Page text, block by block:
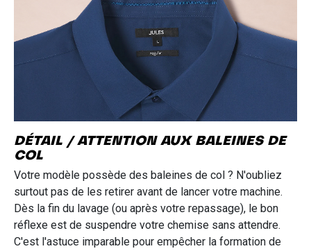
DÉTAIL / ATTENTION AUX BALEINES DE
COL
Votre modèle possède des baleines de col ? N'oubliez
surtout pas de les retirer avant de lancer votre machine.
Dès la fin du lavage (ou après votre repassage), le bon
réflexe est de suspendre votre chemise sans attendre.
C'est l'astuce imparable pour empêcher la formation de